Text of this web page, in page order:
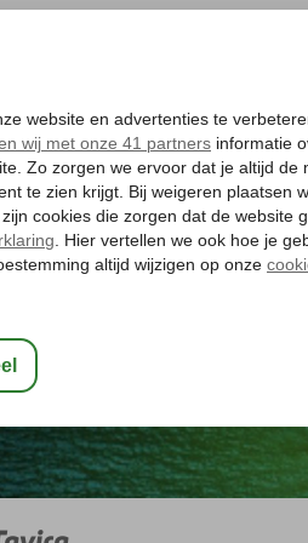
VERRE REIZEN
Gratis annuleren*